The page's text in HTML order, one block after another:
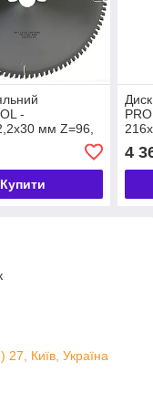
-
мм Z=96,
(2130503)
Купити
4
27, Київ, Україна